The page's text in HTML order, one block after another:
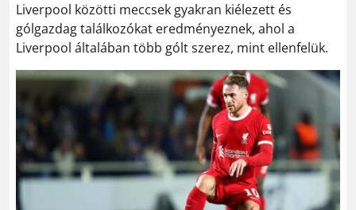
Liverpool közötti meccsek gyakran kiélezett és
gólgazdag találkozókat eredményeznek, ahol a
Liverpool általában több gólt szerez, mint ellenfelük​.